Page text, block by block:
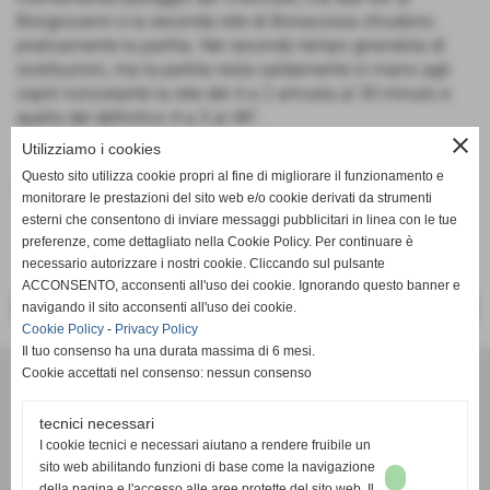
Bongiovanni e la seconda rete di Bonacossa chiudono
sostituzioni, ma la partita resta saldamente in mano agli
quella del definitivo 4 a 3 al 48°.
Fonte:Società
<< PRECEDENTE
Via Campo Sportivo 3, San Sebastiano - 12045 Fossano
close
Utilizziamo i cookies
Questo sito utilizza cookie propri al fine di migliorare il funzionamento e
monitorare le prestazioni del sito web e/o cookie derivati da strumenti
esterni che consentono di inviare messaggi pubblicitari in linea con le tue
preferenze, come dettagliato nella Cookie Policy. Per continuare è
necessario autorizzare i nostri cookie. Cliccando sul pulsante
ACCONSENTO, acconsenti all'uso dei cookie. Ignorando questo banner e
navigando il sito acconsenti all'uso dei cookie.
Cookie Policy - Privacy Policy
Il tuo consenso ha una durata massima di 6 mesi.
Cookie accettati nel consenso: nessun consenso
tecnici necessari
I cookie tecnici e necessari aiutano a rendere fruibile un
sito web abilitando funzioni di base come la navigazione